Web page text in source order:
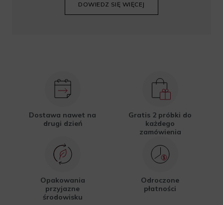
DOWIEDZ SIĘ WIĘCEJ
Dostawa nawet na
drugi dzień
Gratis 2 próbki do
każdego
zamówienia
Opakowania
przyjazne
środowisku
Odroczone
płatności